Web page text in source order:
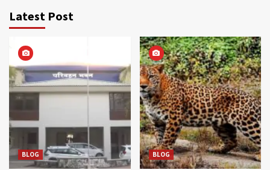
Latest Post
BLOG BLOG